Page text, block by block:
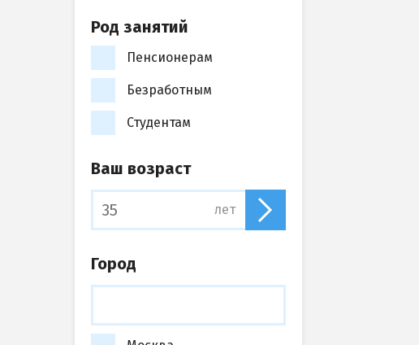
Род занятий
Пенсионерам
Безработным
Студентам
Ваш возраст
лет
Город